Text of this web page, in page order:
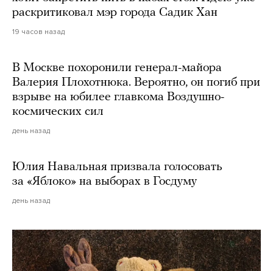
раскритиковал мэр города Садик Хан
19 часов назад
В Москве похоронили генерал-майора
Валерия Плохотнюка. Вероятно, он погиб при
взрыве на юбилее главкома Воздушно-
космических сил
день назад
Юлия Навальная призвала голосовать
за «Яблоко» на выборах в Госдуму
день назад